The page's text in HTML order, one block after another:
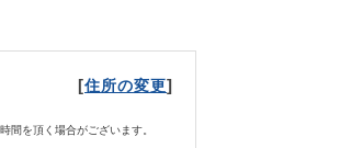
[住所の変更]
間を頂く場合がございます。